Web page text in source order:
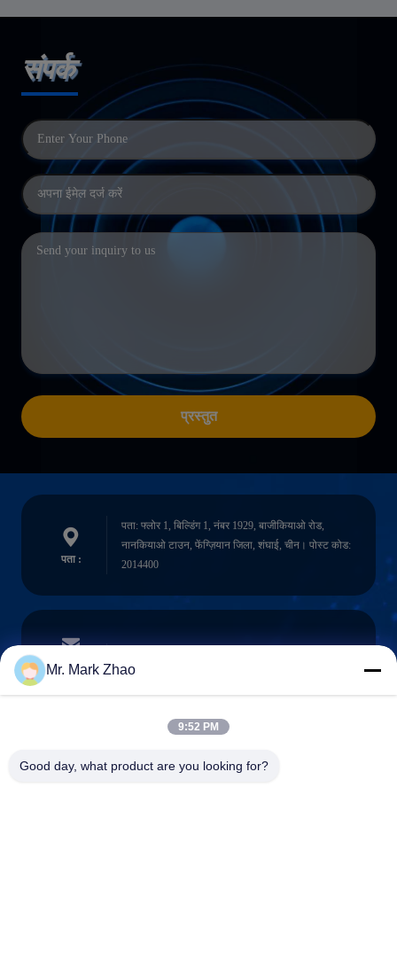
संपर्क
प्रस्तुत
पता :
पता: फ्लोर 1, बिल्डिंग 1, नंबर 1929, बाजीकियाओ रोड,
नानकियाओ टाउन, फेंग्ज़ियान जिला, शंघाई, चीन। पोस्ट कोड:
2014400
ईमेल
फ़ोन :
Mr. Mark Zhao
9:52 PM
Good day, what product are you looking for?